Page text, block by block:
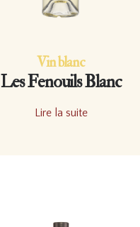
Vin blanc
Les Fenouils Blanc
Lire la suite